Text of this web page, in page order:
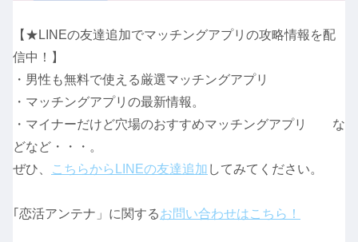
【★LINEの友達追加でマッチングアプリの攻略情報を配
信中！】
・男性も無料で使える厳選マッチングアプリ
・マッチングアプリの最新情報。
・マイナーだけど穴場のおすすめマッチングアプリ な
どなど・・・。
ぜひ、
こちらからLINEの友達追加 してみてください。
｢恋活アンテナ」に関するお問い合わせはこちら！